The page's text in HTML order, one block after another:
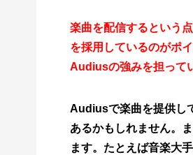
楽曲を配信するという
を採用しているのがポ
Audiusの強みを担って
Audiusで楽曲を提供し
あるかもしれません。
ます。たとえば音楽大